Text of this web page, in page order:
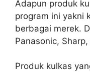
Adapun produk
program ini yakni
berbagai merek.
Panasonic,
Produk kulkas